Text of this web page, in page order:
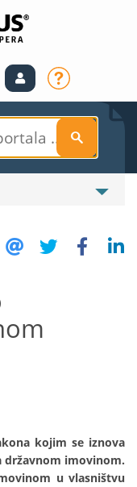
S
kojim se iznova
državnom imovinom.
u vlasništvu